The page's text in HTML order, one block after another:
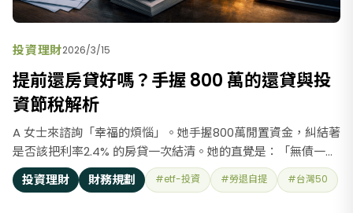
投資理財2026/3/15
提前還房貸好嗎？手握 800 萬的還貸與投
資節稅解析
A 女士來諮詢「幸福的煩惱」。她手握800萬閒置資金，糾結著
是否該把利率2.4% 的房貸一次結清。她的直覺是：「無債一身
輕，有錢先還掉才安心。」 惠芳身為專業獨立理財顧問，我告
訴她：「很多人以為先還債一定最安心，但對於所得稅率已達
投資理財 財務規劃 #etf-投資 #勞退自提 #台灣50